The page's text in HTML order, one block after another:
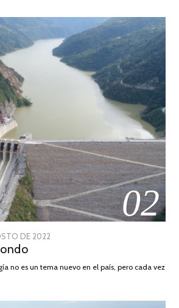
02
DE 2022
DE
no es un tema nuevo en el país, pero cada vez